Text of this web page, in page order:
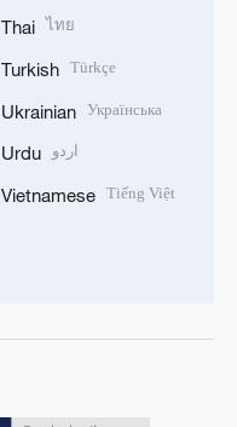
Thai ไทย
Turkish Türkçe
Ukrainian Українська
Urdu اردو
Vietnamese Tiếng Việt